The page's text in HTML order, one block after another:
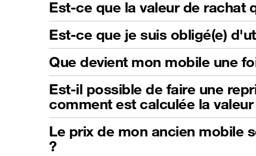
Est-ce que la valeur de rachat
Est-ce que je suis obligé(e)
Que devient mon mobile une
Est-il possible de faire une
comment est calculée la
Le prix de mon ancien mobile
?